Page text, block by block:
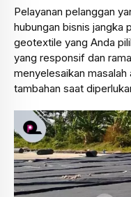
Pelayanan pelanggan
hubungan bisnis jangka
geotextile yang Anda
yang responsif dan
menyelesaikan
tambahan saat